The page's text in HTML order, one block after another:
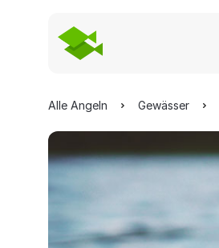
Alle Angeln Gewässer